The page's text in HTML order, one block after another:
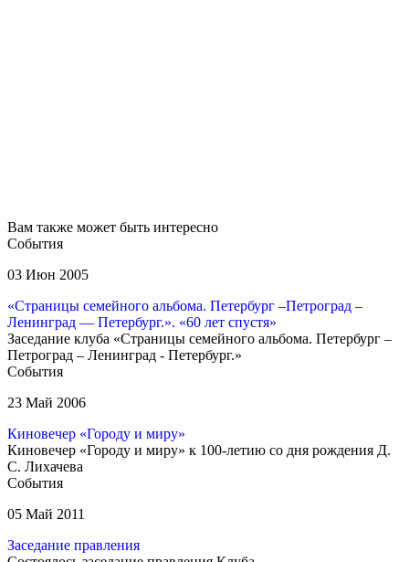
Вам также может быть интересно
События
03 Июн 2005
«Страницы семейного альбома. Петербург –Петроград –
Ленинград — Петербург.». «60 лет спустя»
Заседание клуба «Страницы семейного альбома. Петербург –
Петроград – Ленинград - Петербург.»
События
23 Май 2006
Киновечер «Городу и миру»
Киновечер «Городу и миру» к 100-летию со дня рождения Д.
С. Лихачева
События
05 Май 2011
Заседание правления